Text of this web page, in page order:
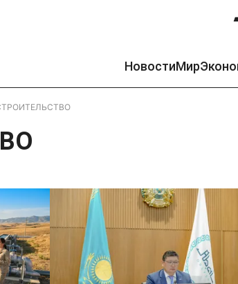
НовостиМир